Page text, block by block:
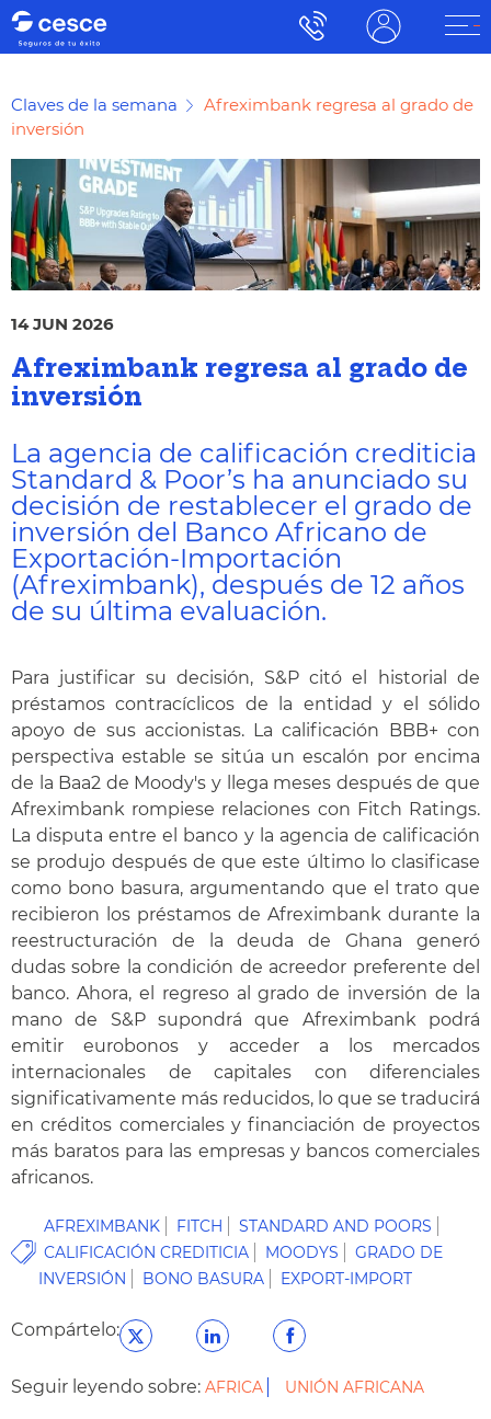
Claves de la semana
Afreximbank regresa al grado de
inversión
14 JUN 2026
Afreximbank regresa al grado de
inversión
La agencia de calificación crediticia
Standard & Poor’s ha anunciado su
decisión de restablecer el grado de
inversión del Banco Africano de
Exportación-Importación
(Afreximbank), después de 12 años
de su última evaluación.
Para justificar su decisión, S&P citó el historial de
préstamos contracíclicos de la entidad y el sólido
apoyo de sus accionistas. La calificación BBB+ con
perspectiva estable se sitúa un escalón por encima
de la Baa2 de Moody's y llega meses después de que
Afreximbank rompiese relaciones con Fitch Ratings.
La disputa entre el banco y la agencia de calificación
se produjo después de que este último lo clasificase
como bono basura, argumentando que el trato que
recibieron los préstamos de Afreximbank durante la
reestructuración de la deuda de Ghana generó
dudas sobre la condición de acreedor preferente del
banco. Ahora, el regreso al grado de inversión de la
mano de S&P supondrá que Afreximbank podrá
emitir eurobonos y acceder a los mercados
internacionales de capitales con diferenciales
significativamente más reducidos, lo que se traducirá
en créditos comerciales y financiación de proyectos
más baratos para las empresas y bancos comerciales
africanos.
AFREXIMBANK FITCH
STANDARD AND POORS
CALIFICACIÓN CREDITICIA
MOODYS
GRADO DE
INVERSIÓN
BONO BASURA EXPORT-IMPORT
Compártelo:
Seguir leyendo sobre: AFRICA UNIÓN AFRICANA